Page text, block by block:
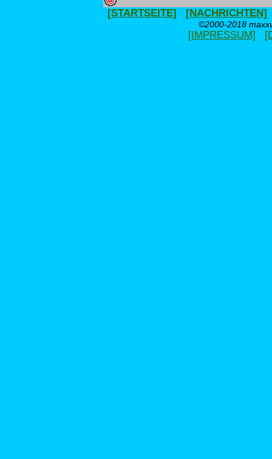
[STARTSEITE] [NACHRICHTEN]
©2000-2018
[IMPRESSUM]